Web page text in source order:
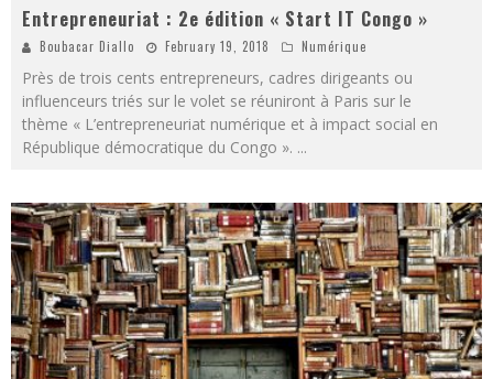
Entrepreneuriat : 2e édition « Start IT Congo »
Boubacar Diallo February 19, 2018 Numérique
Près de trois cents entrepreneurs, cadres dirigeants ou
influenceurs triés sur le volet se réuniront à Paris sur le
thème « L’entrepreneuriat numérique et à impact social en
République démocratique du Congo ». ...